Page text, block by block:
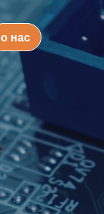
о нас